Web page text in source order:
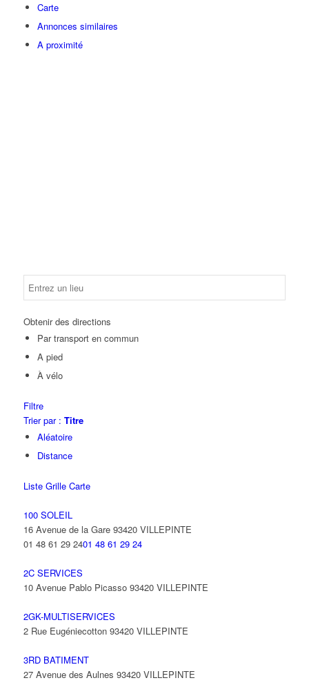
Carte
Annonces similaires
A proximité
Obtenir des directions
Par transport en commun
A pied
À vélo
Filtre
Trier par : Titre
Aléatoire
Distance
Liste Grille Carte
100 SOLEIL
16 Avenue de la Gare 93420 VILLEPINTE
01 48 61 29 2401 48 61 29 24
2C SERVICES
10 Avenue Pablo Picasso 93420 VILLEPINTE
2GK-MULTISERVICES
2 Rue Eugéniecotton 93420 VILLEPINTE
3RD BATIMENT
27 Avenue des Aulnes 93420 VILLEPINTE